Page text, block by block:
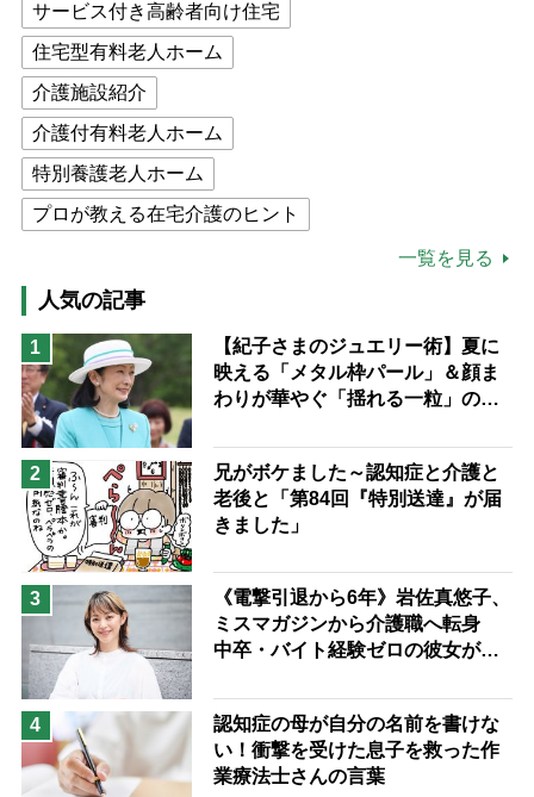
サービス付き高齢者向け住宅
住宅型有料老人ホーム
介護施設紹介
介護付有料老人ホーム
特別養護老人ホーム
プロが教える在宅介護のヒント
高木ブー
ケアマネジャー
猫が母になつきません
息子の遠距離介護サバイバル術
兄がボケました
予防法
一覧を見る
人気の記事
1
【紀子さまのジュエリー術】夏に
映える「メタル枠パール」＆顔ま
わりが華やぐ「揺れる一粒」の使
2
兄がボケました～認知症と介護と
老後と「第84回『特別送達』が届
きました」
3
《電撃引退から6年》岩佐真悠子、
ミスマガジンから介護職へ転身
中卒・バイト経験ゼロの彼女が見
ながら自分らしくいられる」
4
認知症の母が自分の名前を書けな
い！衝撃を受けた息子を救った作
業療法士さんの言葉